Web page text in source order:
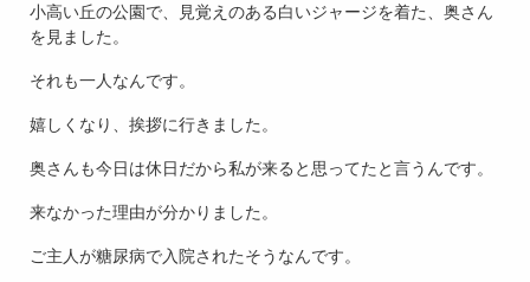
小高い丘の公園で、見覚えのある白いジャージを着た、奥さん
を見ました。
それも一人なんです。
嬉しくなり、挨拶に行きました。
奥さんも今日は休日だから私が来ると思ってたと言うんです。
来なかった理由が分かりました。
ご主人が糖尿病で入院されたそうなんです。